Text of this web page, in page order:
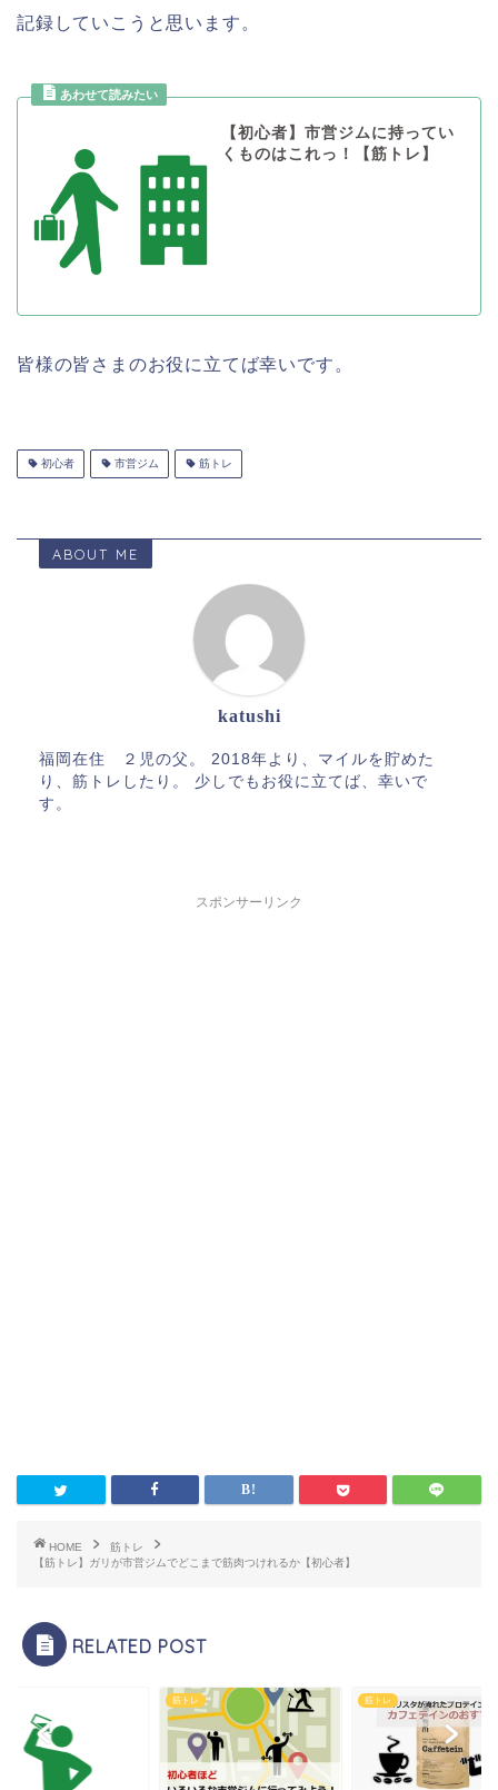
記録していこうと思います。
【初心者】市営ジムに持ってい
くものはこれっ！【筋トレ】
皆様の皆さまのお役に立てば幸いです。
初心者 市営ジム 筋トレ
ABOUT ME
katushi
福岡在住 ２児の父。 2018年より、マイルを貯めた
り、筋トレしたり。 少しでもお役に立てば、幸いで
す。
スポンサーリンク
HOME
筋トレ
【筋トレ】ガリが市営ジムでどこまで筋肉つけれるか【初心者】
RELATED POST
筋トレ 筋トレ